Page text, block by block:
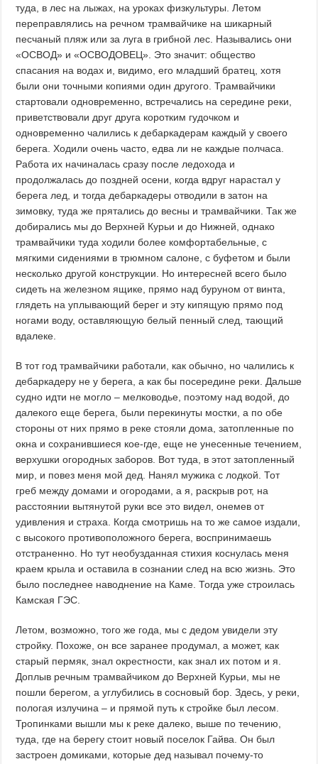
туда, в лес на лыжах, на уроках физкультуры. Летом
переправлялись на речном трамвайчике на шикарный
песчаный пляж или за луга в грибной лес. Назывались они
«ОСВОД» и «ОСВОДОВЕЦ». Это значит: общество
спасания на водах и, видимо, его младший братец, хотя
были они точными копиями один другого. Трамвайчики
стартовали одновременно, встречались на середине реки,
приветствовали друг друга коротким гудочком и
одновременно чалились к дебаркадерам каждый у своего
берега. Ходили очень часто, едва ли не каждые полчаса.
Работа их начиналась сразу после ледохода и
продолжалась до поздней осени, когда вдруг нарастал у
берега лед, и тогда дебаркадеры отводили в затон на
зимовку, туда же прятались до весны и трамвайчики. Так же
добирались мы до Верхней Курьи и до Нижней, однако
трамвайчики туда ходили более комфортабельные, с
мягкими сидениями в трюмном салоне, с буфетом и были
несколько другой конструкции. Но интересней всего было
сидеть на железном ящике, прямо над буруном от винта,
глядеть на уплывающий берег и эту кипящую прямо под
ногами воду, оставляющую белый пенный след, тающий
вдалеке.
В тот год трамвайчики работали, как обычно, но чалились к
дебаркадеру не у берега, а как бы посередине реки. Дальше
судно идти не могло – мелководье, поэтому над водой, до
далекого еще берега, были перекинуты мостки, а по обе
стороны от них прямо в реке стояли дома, затопленные по
окна и сохранившиеся кое-где, еще не унесенные течением,
верхушки огородных заборов. Вот туда, в этот затопленный
мир, и повез меня мой дед. Нанял мужика с лодкой. Тот
греб между домами и огородами, а я, раскрыв рот, на
расстоянии вытянутой руки все это видел, онемев от
удивления и страха. Когда смотришь на то же самое издали,
с высокого противоположного берега, воспринимаешь
отстраненно. Но тут необузданная стихия коснулась меня
краем крыла и оставила в сознании след на всю жизнь. Это
было последнее наводнение на Каме. Тогда уже строилась
Камская ГЭС.
Летом, возможно, того же года, мы с дедом увидели эту
стройку. Похоже, он все заранее продумал, а может, как
старый пермяк, знал окрестности, как знал их потом и я.
Доплыв речным трамвайчиком до Верхней Курьи, мы не
пошли берегом, а углубились в сосновый бор. Здесь, у реки,
пологая излучина – и прямой путь к стройке был лесом.
Тропинками вышли мы к реке далеко, выше по течению,
туда, где на берегу стоит новый поселок Гайва. Он был
застроен домиками, которые дед называл почему-то